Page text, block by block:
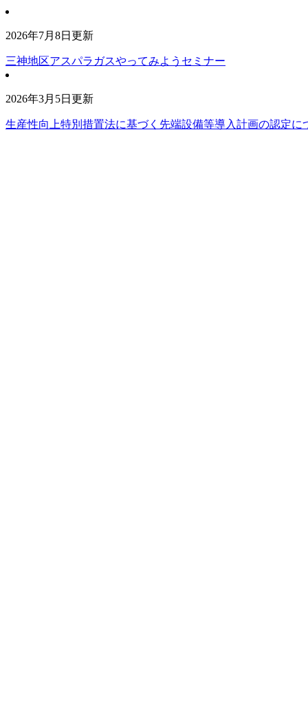
2026年7月8日更新
三神地区アスパラガスやってみようセミナー
2026年3月5日更新
生産性向上特別措置法に基づく先端設備等導入計画の認定に